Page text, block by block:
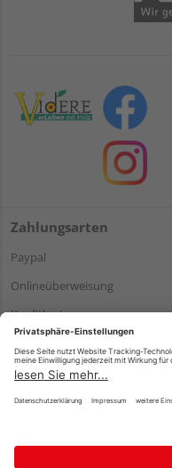
Zahlungsarten
Paypal
Onlineüberweisung
Kreditkarte
*Bonität vorausgesetzt
Impressum Datenschutz